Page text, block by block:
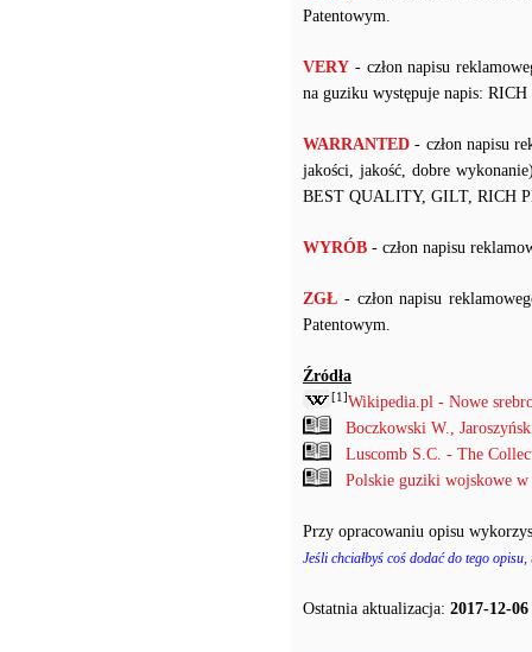
Patentowym.
VERY - człon napisu
na guziku występuje napis:
WARRANTED - człon napisu
jakości, jakość, dobre
BEST QUALITY, GILT, RICH
WYRÓB - człon napisu
ZGŁ - człon napisu
Patentowym.
Źródła
[1]Wikipedia.pl - Nowe
Boczkowski W.,
Luscomb S.C. - The
Polskie guziki wojskowe
Przy opracowaniu opisu
Jeśli chciałbyś coś dodać do tego
Ostatnia aktualizacja: 2017-12-